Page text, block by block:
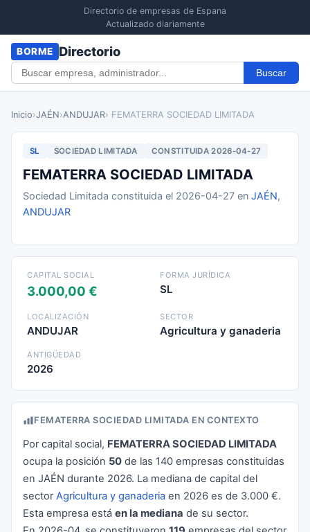
Directorio de empresas de Espana
Actualizado diariamente
BORME Directorio
Buscar
Inicio›JAÉN›ANDUJAR› FEMATERRA SOCIEDAD LIMITADA
SL SOCIEDAD LIMITADA CONSTITUIDA 2026-04-27
FEMATERRA SOCIEDAD LIMITADA
Sociedad Limitada constituida el 2026-04-27 en JAÉN,
ANDUJAR
CAPITAL SOCIAL
3.000,00 €
FORMA JURÍDICA
SL
LOCALIZACIÓN
ANDUJAR
SECTOR
Agricultura y ganaderia
ANTIGÜEDAD
2026
FEMATERRA SOCIEDAD LIMITADA EN CONTEXTO
Por capital social, FEMATERRA SOCIEDAD LIMITADA
ocupa la posición 50 de las 140 empresas constituidas
en JAÉN durante 2026. La mediana de capital del
sectorAgricultura y ganaderia en 2026 es de 3.000 €.
Esta empresa está en la mediana de su sector.